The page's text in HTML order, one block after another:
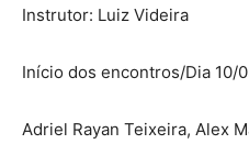
Instrutor:
Início dos encontros/Dia 10/
Adriel Rayan Teixeira, Alex